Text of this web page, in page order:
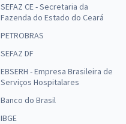
SEFAZ CE - Secretaria da
Fazenda do Estado do Ceará
PETROBRAS
SEFAZ DF
EBSERH - Empresa Brasileira de
Serviços Hospitalares
Banco do Brasil
IBGE